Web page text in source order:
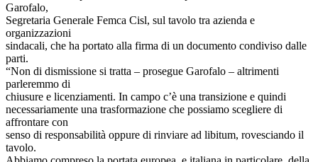
Garofalo,
Segretaria Generale Femca Cisl, sul tavolo tra azienda e
organizzazioni
sindacali, che ha portato alla firma di un documento condiviso dalle
parti.
“Non di dismissione si tratta – prosegue Garofalo – altrimenti
parleremmo di
chiusure e licenziamenti. In campo c’è una transizione e quindi
necessariamente una trasformazione che possiamo scegliere di
affrontare con
senso di responsabilità oppure di rinviare ad libitum, rovesciando il
tavolo.